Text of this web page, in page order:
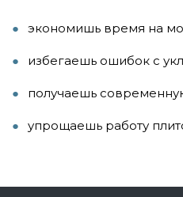
экономишь время на
избегаешь ошибок с
получаешь
упрощаешь работу